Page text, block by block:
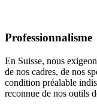
Professionnalisme
En Suisse, nous
de nos cadres, de nos
condition préalable
reconnue de nos outils